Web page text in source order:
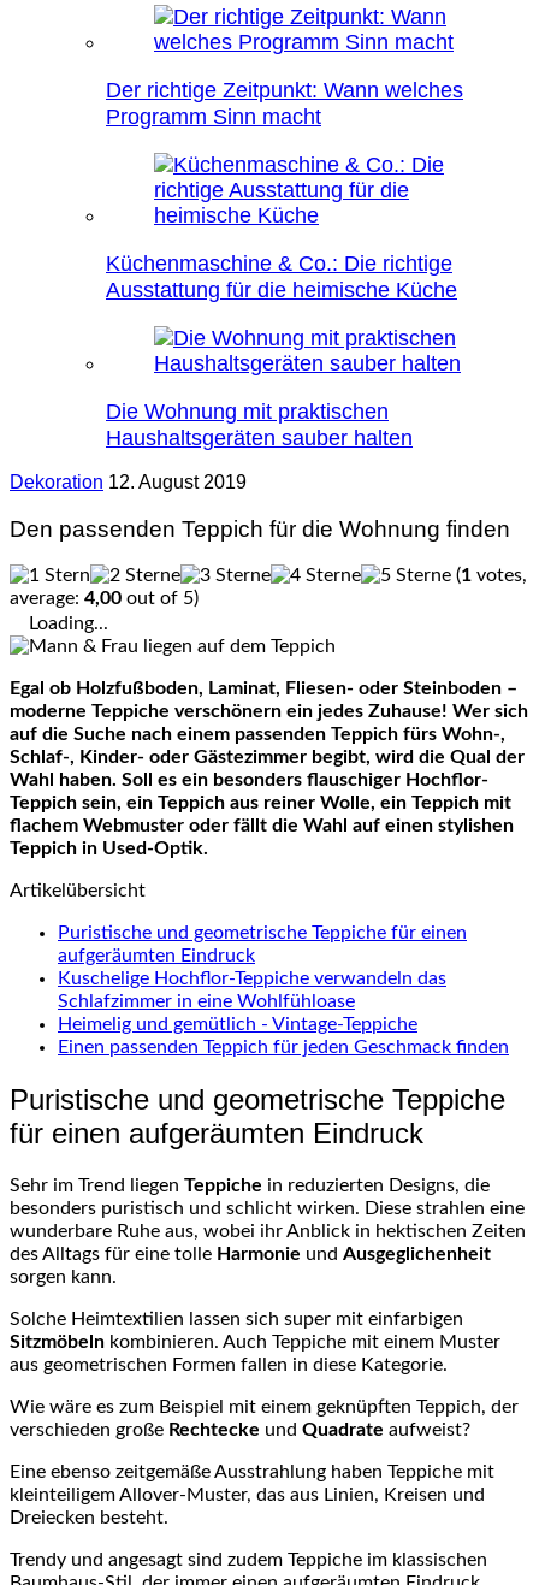
Der richtige Zeitpunkt: Wann welches
Programm Sinn macht
Küchenmaschine & Co.: Die richtige
Ausstattung für die heimische Küche
Die Wohnung mit praktischen
Haushaltsgeräten sauber halten
Dekoration 12. August 2019
Den passenden Teppich für die Wohnung finden
(1 votes,
average: 4,00 out of 5)
Loading...
Egal ob Holzfußboden, Laminat, Fliesen- oder Steinboden –
moderne Teppiche verschönern ein jedes Zuhause! Wer sich
auf die Suche nach einem passenden Teppich fürs Wohn-,
Schlaf-, Kinder- oder Gästezimmer begibt, wird die Qual der
Wahl haben. Soll es ein besonders flauschiger Hochflor-
Teppich sein, ein Teppich aus reiner Wolle, ein Teppich mit
flachem Webmuster oder fällt die Wahl auf einen stylishen
Teppich in Used-Optik.
Artikelübersicht
Puristische und geometrische Teppiche für einen
aufgeräumten Eindruck
Kuschelige Hochflor-Teppiche verwandeln das
Schlafzimmer in eine Wohlfühloase
Heimelig und gemütlich - Vintage-Teppiche
Einen passenden Teppich für jeden Geschmack finden
Puristische und geometrische Teppiche
für einen aufgeräumten Eindruck
Sehr im Trend liegen Teppiche in reduzierten Designs, die
besonders puristisch und schlicht wirken. Diese strahlen eine
wunderbare Ruhe aus, wobei ihr Anblick in hektischen Zeiten
des Alltags für eine tolle Harmonie und Ausgeglichenheit
sorgen kann.
Solche Heimtextilien lassen sich super mit einfarbigen
Sitzmöbeln kombinieren. Auch Teppiche mit einem Muster
aus geometrischen Formen fallen in diese Kategorie.
Wie wäre es zum Beispiel mit einem geknüpften Teppich, der
verschieden große Rechtecke und Quadrate aufweist?
Eine ebenso zeitgemäße Ausstrahlung haben Teppiche mit
kleinteiligemAllover-Muster, das aus Linien, Kreisen und
Dreiecken besteht.
Trendy und angesagt sind zudem Teppiche im klassischen